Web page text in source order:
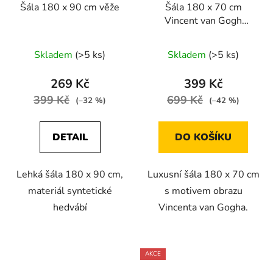
Šála 180 x 90 cm věže
Skladem (>5 ks)
269 Kč
399 Kč (–32 %)
DETAIL
Lehká šála 180 x 90 cm,
materiál syntetické
hedvábí
Šála 180 x 70 cm
Vincent van Gogh
Skladem (>5 ks)
399 Kč
699 Kč (–42 %)
DO KOŠÍKU
Luxusní šála 180 x 70 cm
s motivem obrazu
Vincenta van Gogha.
AKCE